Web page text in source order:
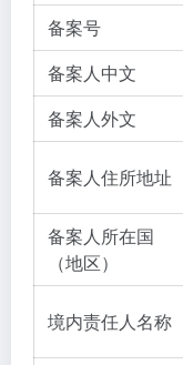
备案号
备案人中文
备案人外文
备案人住所地址
备案人所在国
（地区）
境内责任人名称